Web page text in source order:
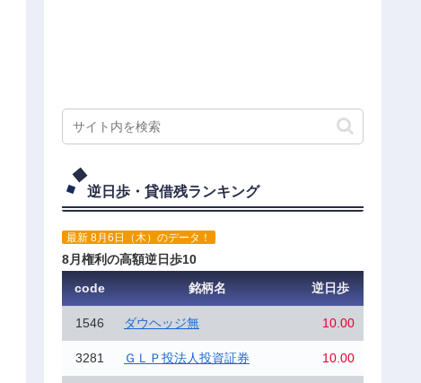
逆日歩・貸借残ランキング
最新 8月6日（木）のデータ！
8月権利の高額逆日歩10
code
銘柄名 逆日歩
1546 ダウヘッジ無 10.00
3281 ＧＬＰ投法人投資証券 10.00